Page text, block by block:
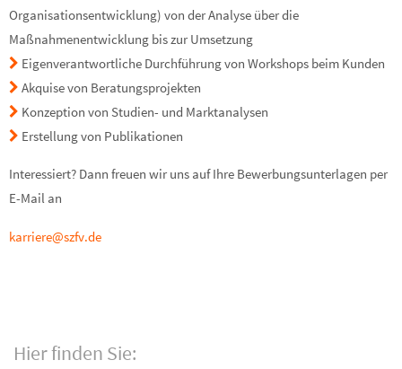
Organisationsentwicklung) von der Analyse über die
Maßnahmenentwicklung bis zur Umsetzung
Eigenverantwortliche Durchführung von Workshops beim Kunden
Akquise von Beratungsprojekten
Konzeption von Studien- und Marktanalysen
Erstellung von Publikationen
Interessiert? Dann freuen wir uns auf Ihre Bewerbungsunterlagen per
E-Mail an
karriere@szfv.de
Hier finden Sie: